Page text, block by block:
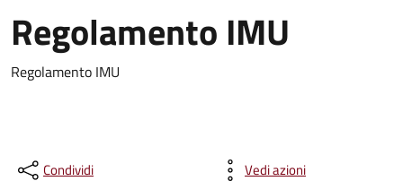
Regolamento IMU
Regolamento IMU
Condividi Vedi azioni